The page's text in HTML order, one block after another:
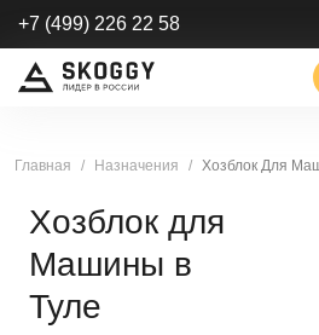
+7 (499) 226 22 58
Главная Назначения Хозблок Для
Хозблок для
Машины в
Туле